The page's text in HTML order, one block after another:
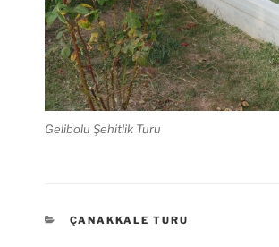
Gelibolu Şehitlik Turu
KATEGORILER
ÇANAKKALE TURU